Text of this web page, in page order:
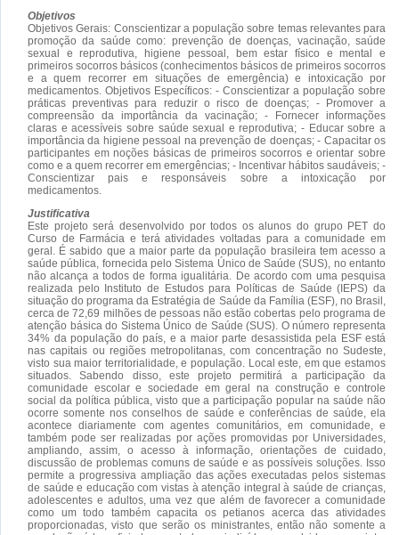
Objetivos
Objetivos Gerais: Conscientizar a população sobre temas relevantes para
promoção da saúde como: prevenção de doenças, vacinação, saúde
sexual e reprodutiva, higiene pessoal, bem estar físico e mental e
primeiros socorros básicos (conhecimentos básicos de primeiros socorros
e a quem recorrer em situações de emergência) e intoxicação por
medicamentos. Objetivos Específicos: - Conscientizar a população sobre
práticas preventivas para reduzir o risco de doenças; - Promover a
compreensão da importância da vacinação; - Fornecer informações
claras e acessíveis sobre saúde sexual e reprodutiva; - Educar sobre a
importância da higiene pessoal na prevenção de doenças; - Capacitar os
participantes em noções básicas de primeiros socorros e orientar sobre
como e a quem recorrer em emergências; - Incentivar hábitos saudáveis; -
Conscientizar pais e responsáveis sobre a intoxicação por
medicamentos.
Justificativa
Este projeto será desenvolvido por todos os alunos do grupo PET do
Curso de Farmácia e terá atividades voltadas para a comunidade em
geral. É sabido que a maior parte da população brasileira tem acesso a
saúde pública, fornecida pelo Sistema Único de Saúde (SUS), no entanto
não alcança a todos de forma igualitária. De acordo com uma pesquisa
realizada pelo Instituto de Estudos para Políticas de Saúde (IEPS) da
situação do programa da Estratégia de Saúde da Família (ESF), no Brasil,
cerca de 72,69 milhões de pessoas não estão cobertas pelo programa de
atenção básica do Sistema Único de Saúde (SUS). O número representa
34% da população do país, e a maior parte desassistida pela ESF está
nas capitais ou regiões metropolitanas, com concentração no Sudeste,
visto sua maior territorialidade, e população. Local este, em que estamos
situados. Sabendo disso, este projeto permitirá a participação da
comunidade escolar e sociedade em geral na construção e controle
social da política pública, visto que a participação popular na saúde não
ocorre somente nos conselhos de saúde e conferências de saúde, ela
acontece diariamente com agentes comunitários, em comunidade, e
também pode ser realizadas por ações promovidas por Universidades,
ampliando, assim, o acesso à informação, orientações de cuidado,
discussão de problemas comuns de saúde e as possíveis soluções. Isso
permite a progressiva ampliação das ações executadas pelos sistemas
de saúde e educação com vistas à atenção integral à saúde de crianças,
adolescentes e adultos, uma vez que além de favorecer a comunidade
como um todo também capacita os petianos acerca das atividades
proporcionadas, visto que serão os ministrantes, então não somente a